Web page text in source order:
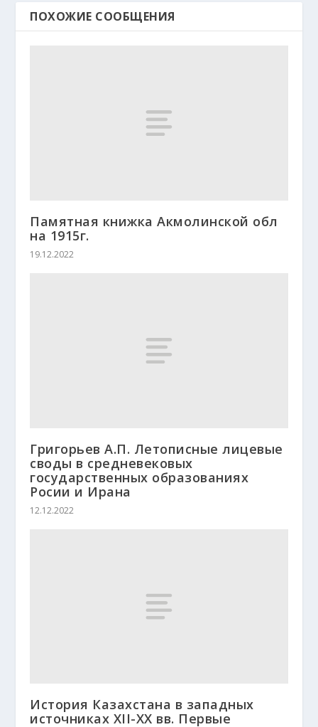
ПОХОЖИЕ СООБЩЕНИЯ
Памятная книжка Акмолинской обл
на 1915г.
19.12.2022
Григорьев А.П. Летописные лицевые
своды в средневековых
государственных образованиях
Росии и Ирана
12.12.2022
История Казахстана в западных
источниках ХІІ-ХХ вв. Первые